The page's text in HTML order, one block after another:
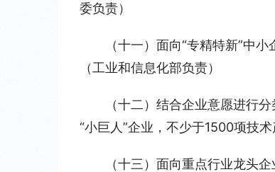
委负责）
（十一）面向“专精特新”中
（工业和信息化部负责）
（十二）结合企业意愿进行
“小巨人”企业，不少于1500项技
（十三）面向重点行业龙头